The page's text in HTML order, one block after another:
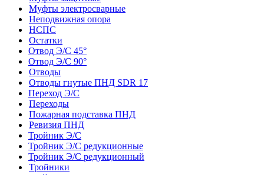
Муфты электросварные
Неподвижная опора
НСПС
Остатки
Отвод Э/С 45°
Отвод Э/С 90°
Отводы
Отводы гнутые ПНД SDR 17
Переход Э/С
Переходы
Пожарная подставка ПНД
Ревизия ПНД
Тройник Э/С
Тройник Э/С редукционные
Тройник Э/С редукционный
Тройники